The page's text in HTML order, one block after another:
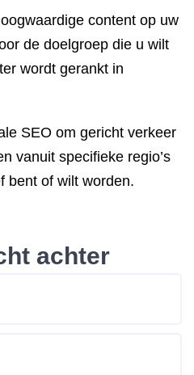
content op uw
de doelgroep die u wilt
wordt gerankt in
SEO om gericht verkeer
vanuit specifieke regio’s
bent of wilt worden.
achter